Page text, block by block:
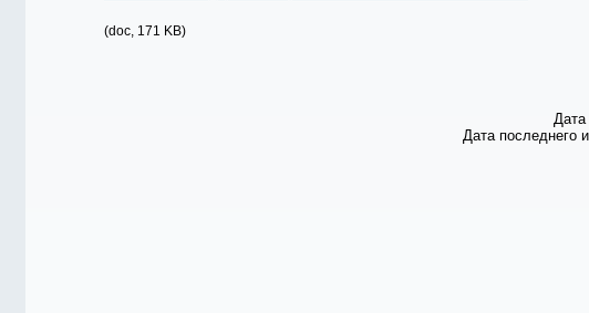
(doc, 171 KB)
Дата
Дата последнего